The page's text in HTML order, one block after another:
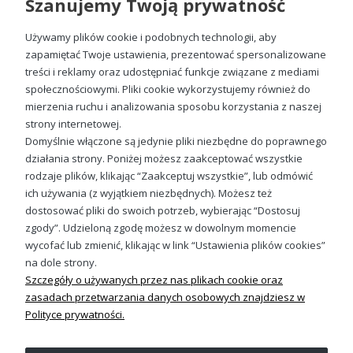
kapturem i nadrukiem obejmuje różnorodne wzory i
kroje, które odpowiadają na potrzeby kobiet ceniących
zarówno klasyczne, jak i nowoczesne rozwiązania. Jeśli
szukasz modnych propozycji na sezon przejściowy,
koniecznie zobacz naszefajne bluzy damskie, które
świetnie sprawdzą się w każdej garderobie.
Camping jezioro Damska bluza z kapturem
Sprawdź nasze social media
Szanujemy Twoją prywatność
Używamy plików cookie i podobnych technologii, aby
zapamiętać Twoje ustawienia, prezentować spersonalizowane
treści i reklamy oraz udostępniać funkcje związane z mediami
społecznościowymi. Pliki cookie wykorzystujemy również do
mierzenia ruchu i analizowania sposobu korzystania z naszej
strony internetowej.
Domyślnie włączone są jedynie pliki niezbędne do poprawnego
działania strony. Poniżej możesz zaakceptować wszystkie
rodzaje plików, klikając “Zaakceptuj wszystkie”, lub odmówić
ich używania (z wyjątkiem niezbędnych). Możesz też
dostosować pliki do swoich potrzeb, wybierając “Dostosuj
zgody”. Udzieloną zgodę możesz w dowolnym momencie
wycofać lub zmienić, klikając w link “Ustawienia plików cookies”
na dole strony.
Szczegóły o używanych przez nas plikach cookie oraz
zasadach przetwarzania danych osobowych znajdziesz w
Polityce prywatności.